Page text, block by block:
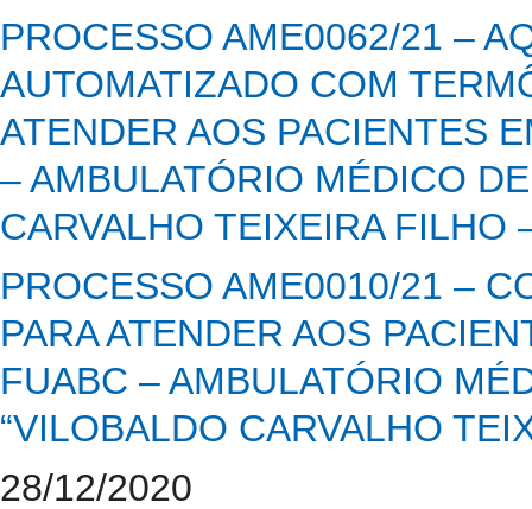
PROCESSO AME0062/21 –
AUTOMATIZADO COM
ATENDER AOS PACIENTES
– AMBULATÓRIO MÉDICO
CARVALHO TEIXEIRA FILHO
PROCESSO AME0010/21 –
PARA ATENDER AOS
FUABC – AMBULATÓRIO
“VILOBALDO CARVALHO
28/12/2020